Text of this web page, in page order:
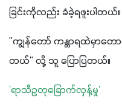
ခြင်းကိုလည်း ခံခဲ့ရဖူးပါတယ်။
"ကျွန်တော် ကန္တာရထဲမှာတ
တယ်" လို့ သူ ပြောပြတယ်။
'ရာသီဥတုခြောက်လှန့်မှု'